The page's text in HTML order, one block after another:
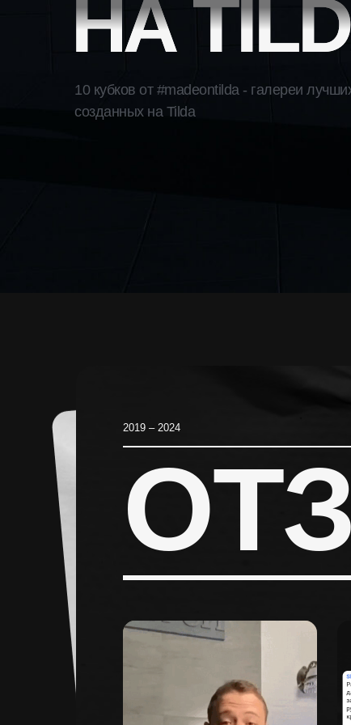
НА
10 кубков от #madeontilda - галереи
созданных на Tilda
2019 – 2024